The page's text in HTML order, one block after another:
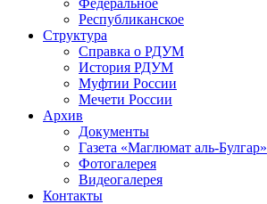
Федеральное
Республиканское
Структура
Справка о РДУМ
История РДУМ
Муфтии России
Мечети России
Архив
Документы
Газета «Маглюмат аль-Булгар»
Фотогалерея
Видеогалерея
Контакты